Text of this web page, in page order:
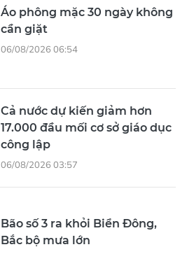
Áo phông mặc 30 ngày không
cần giặt
06/08/2026 06:54
Cả nước dự kiến giảm hơn
17.000 đầu mối cơ sở giáo dục
công lập
06/08/2026 03:57
Bão số 3 ra khỏi Biển Đông,
Bắc bộ mưa lớn